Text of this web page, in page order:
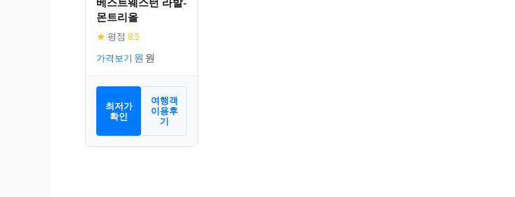
몬트리올
★ 평점 8.5
가격보기
최저가
확인
여행객
이용후
기